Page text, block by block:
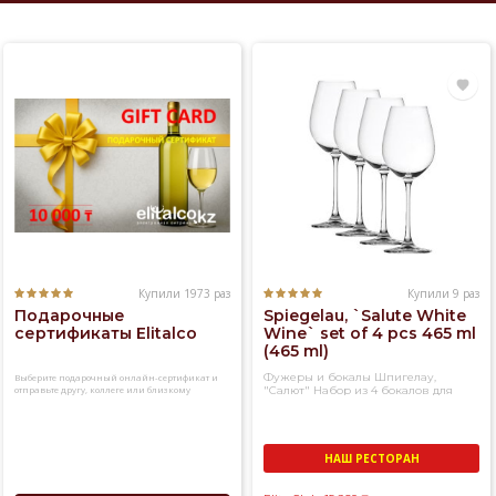
Купили 1973 раз
Подарочные
сертификаты Elitalco
Выберите подарочный онлайн-сертификат и
отправьте другу, коллеге или близкому
Купили 9 раз
Spiegelau, `Salute White
Wine` set of 4 pcs 465 ml
(465 ml)
Фужеры и бокалы Шпигелау,
"Салют" Набор из 4 бокалов для
НАШ РЕСТОРАН